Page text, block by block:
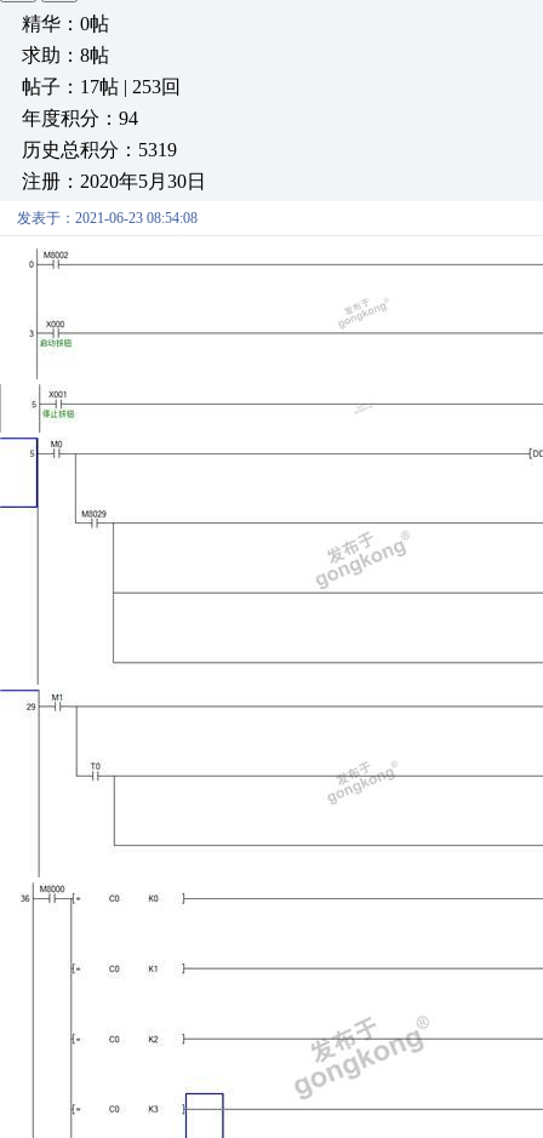
精华：0帖
求助：8帖
帖子：17帖 | 253回
年度积分：94
历史总积分：5319
注册：2020年5月30日
发表于：2021-06-23 08:54:08